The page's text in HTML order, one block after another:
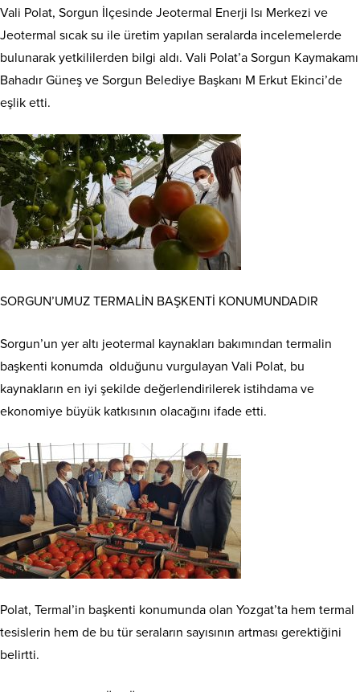
Vali Polat, Sorgun İlçesinde Jeotermal Enerji Isı Merkezi ve
Jeotermal sıcak su ile üretim yapılan seralarda incelemelerde
bulunarak yetkililerden bilgi aldı. Vali Polat’a Sorgun Kaymakamı
Bahadır Güneş ve Sorgun Belediye Başkanı M Erkut Ekinci’de
eşlik etti.
SORGUN’UMUZ TERMALİN BAŞKENTİ KONUMUNDADIR
Sorgun’un yer altı jeotermal kaynakları bakımından termalin
başkenti konumda olduğunu vurgulayan Vali Polat, bu
kaynakların en iyi şekilde değerlendirilerek istihdama ve
ekonomiye büyük katkısının olacağını ifade etti.
Polat, Termal’in başkenti konumunda olan Yozgat’ta hem termal
tesislerin hem de bu tür seraların sayısının artması gerektiğini
belirtti.